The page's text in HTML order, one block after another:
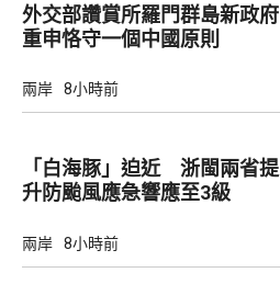
外交部讚賞所羅門群島新政府
重申恪守一個中國原則
兩岸 8小時前
「白海豚」迫近 浙閩兩省提
升防颱風應急響應至3級
兩岸 8小時前